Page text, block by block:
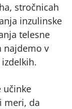
stročnicah
inzulinske
telesne
najdemo v
učinke
meri, da